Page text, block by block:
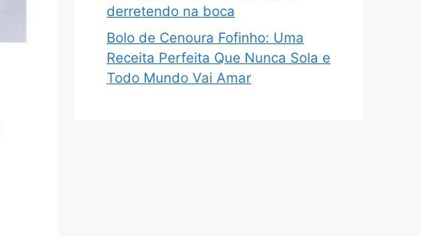
derretendo na boca
Bolo de Cenoura Fofinho: Uma
Receita Perfeita Que Nunca Sola e
Todo Mundo Vai Amar